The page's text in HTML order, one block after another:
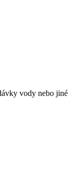
vody nebo jiné